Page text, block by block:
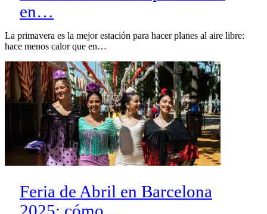
en…
La primavera es la mejor estación para hacer planes al aire libre:
hace menos calor que en…
Feria de Abril en Barcelona